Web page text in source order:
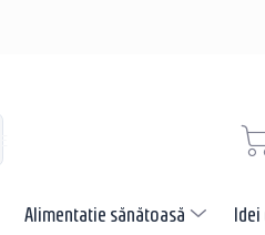
Alimentatie sănătoasă